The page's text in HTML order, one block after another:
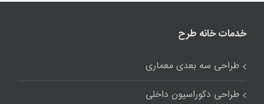
خدمات خانه طرح
طراحی سه بعدی معماری
طراحی دکوراسیون داخلی